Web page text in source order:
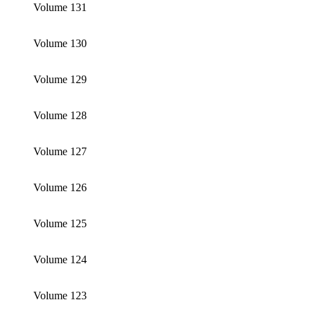
Volume 131
Volume 130
Volume 129
Volume 128
Volume 127
Volume 126
Volume 125
Volume 124
Volume 123